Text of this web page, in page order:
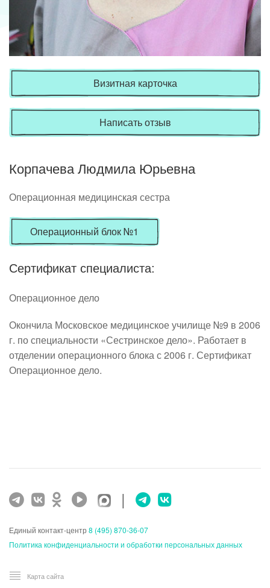
Визитная карточка
Написать отзыв
Корпачева Людмила Юрьевна
Операционная медицинская сестра
Операционный блок №1
Сертификат специалиста:
Операционное дело
Окончила Московское медицинское училище №9 в 2006
г. по специальности «Сестринское дело». Работает в
отделении операционного блока с 2006 г. Сертификат
Операционное дело.
|
Единый контакт-центр 8 (495) 870-36-07
Политика конфиденциальности и обработки персональных данных
Карта сайта